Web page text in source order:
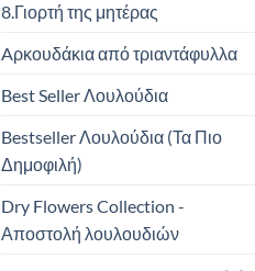
8.Γιορτή της μητέρας
Aρκουδάκια από τριαντάφυλλα
Best Seller Λουλούδια
Bestseller Λουλούδια (Τα Πιο
Δημοφιλή)
Dry Flowers Collection -
Αποστολή λουλουδιών